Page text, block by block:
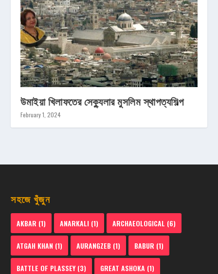
উমাইয়া খিলাফতের সেক্যুলার মুসলিম স্থাপত্যশিল্প
February 1, 2024
সহজে খুঁজুন
AKBAR (1) ANARKALI (1) ARCHAEOLOGICAL (6)
ATGAH KHAN (1) AURANGZEB (1) BABUR (1)
BATTLE OF PLASSEY(3) GREAT ASHOKA (1)